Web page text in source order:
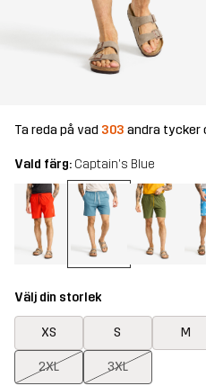
Ta reda på vad 303 andra tycker
Vald färg: Captain's Blue
Välj din storlek
XS S M
2XL 3XL